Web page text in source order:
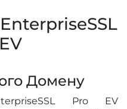
Домену
Pro EV